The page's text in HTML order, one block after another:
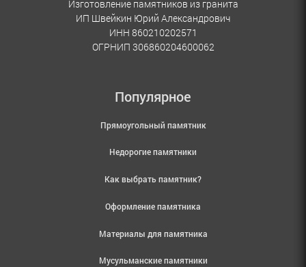
Изготовление памятников из гранита
ИП Швейкин Юрий Александрович
ИНН 860210202571
ОГРНИП 306860204600062
Популярное
Прямоугольный памятник
Недорогие памятники
Как выбрать памятник?
Оформление памятника
Материалы для памятника
Мусульманские памятники